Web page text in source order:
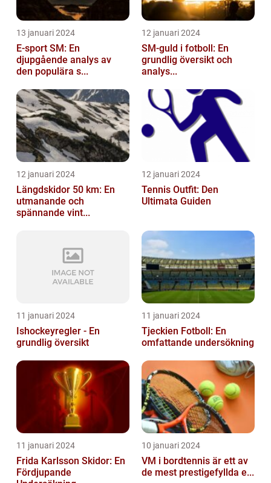
13 januari 2024
E-sport SM: En
djupgående analys av
den populära s...
12 januari 2024
SM-guld i fotboll: En
grundlig översikt och
analys...
12 januari 2024
Längdskidor 50 km: En
utmanande och
spännande vint...
12 januari 2024
Tennis Outfit: Den
Ultimata Guiden
11 januari 2024
Ishockeyregler - En
grundlig översikt
11 januari 2024
Tjeckien Fotboll: En
omfattande undersökning
11 januari 2024
Frida Karlsson Skidor: En
Fördjupande
10 januari 2024
VM i bordtennis är ett av
de mest prestigefyllda e...